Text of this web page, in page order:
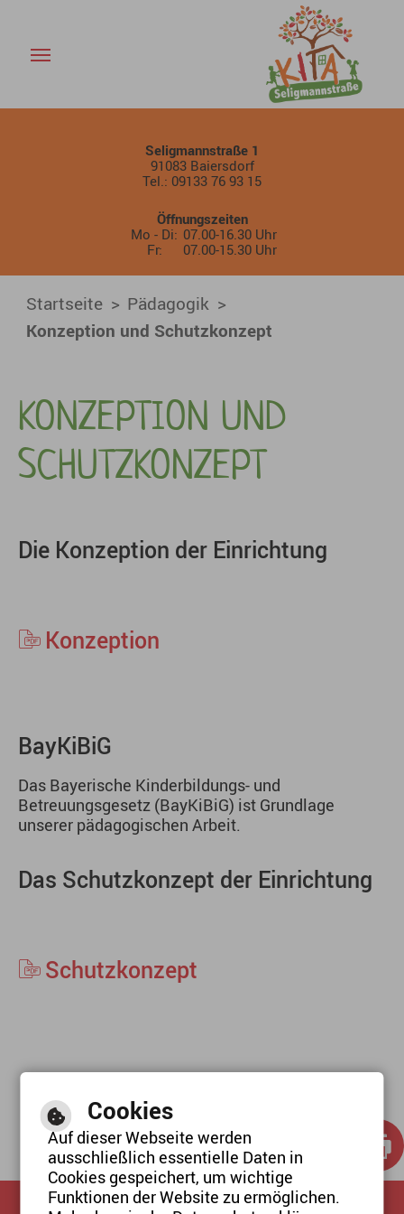
Konzeption und
Seligmannstraße 1
91083 Baiersdorf
Tel.: 09133 76 93 15
Öffnungszeiten
Mo - Di: 07.00-16.30 Uhr
Fr:
07.00-15.30 Uhr
Startseite Pädagogik
Konzeption und Schutzkonzept
KONZEPTION UND
SCHUTZKONZEPT
Die Konzeption der Einrichtung
Konzeption
BayKiBiG
Das Bayerische Kinderbildungs- und
Betreuungsgesetz (BayKiBiG) ist Grundlage
unserer pädagogischen Arbeit.
Das Schutzkonzept der Einrichtung
Schutzkonzept
Cookies
Auf dieser Webseite werden
ausschließlich essentielle Daten in
Cookies gespeichert, um wichtige
Funktionen der Website zu ermöglichen.